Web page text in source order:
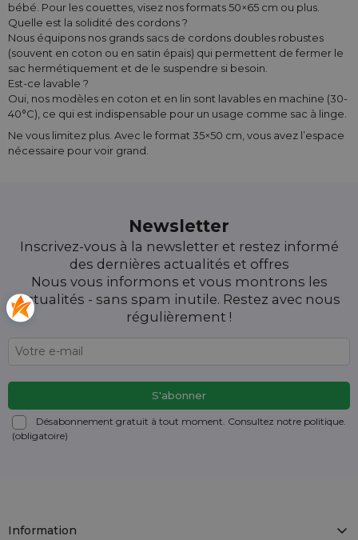
bébé. Pour les couettes, visez nos formats 50×65 cm ou plus.
Quelle est la solidité des cordons ?
Nous équipons nos grands sacs de cordons doubles robustes
(souvent en coton ou en satin épais) qui permettent de fermer le
sac hermétiquement et de le suspendre si besoin.
Est-ce lavable ?
Oui, nos modèles en coton et en lin sont lavables en machine (30-
40°C), ce qui est indispensable pour un usage comme sac à linge.
Ne vous limitez plus. Avec le format 35×50 cm, vous avez l’espace
nécessaire pour voir grand.
Newsletter
Inscrivez-vous à la newsletter et restez informé
des dernières actualités et offres
Nous vous informons et vous montrons les
actualités - sans spam inutile. Restez avec nous
régulièrement !
Désabonnement gratuit à tout moment. Consultez notre politique.
(obligatoire)
Information